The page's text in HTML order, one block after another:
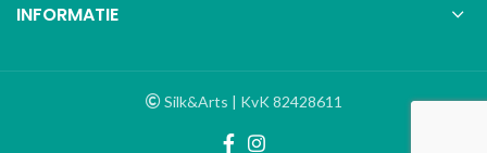
INFORMATIE
Silk&Arts | KvK 82428611